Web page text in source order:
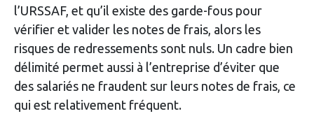
l’URSSAF, et qu’il existe des garde-fous pour
vérifier et valider les notes de frais, alors les
risques de redressements sont nuls. Un cadre bien
délimité permet aussi à l’entreprise d’éviter que
des salariés ne fraudent sur leurs notes de frais, ce
qui est relativement fréquent.